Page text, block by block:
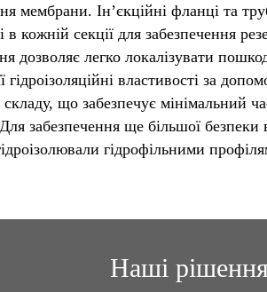
мембрани. Ін’єкційні фланці та
в кожній секції для забезпечення
дозволяє легко локалізувати
гідроізоляційні властивості за
що забезпечує мінімальний
забезпечення ще більшої безпеки
гідрофільними
Наші